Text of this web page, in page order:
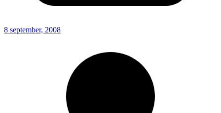
8 september, 2008